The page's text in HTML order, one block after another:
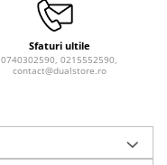
Sfaturi ultile
0740302590, 0215552590,
contact@dualstore.ro